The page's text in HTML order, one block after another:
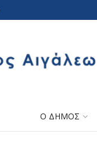
Ο ΔΗΜΟΣ